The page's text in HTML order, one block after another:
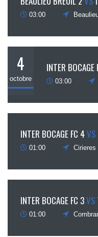
03:00
4
octobre
INTER BOCAGE
03:00
INTER BOCAGE FC 4VS
01:00 Cirieres
INTER BOCAGE FC 3VS
01:00